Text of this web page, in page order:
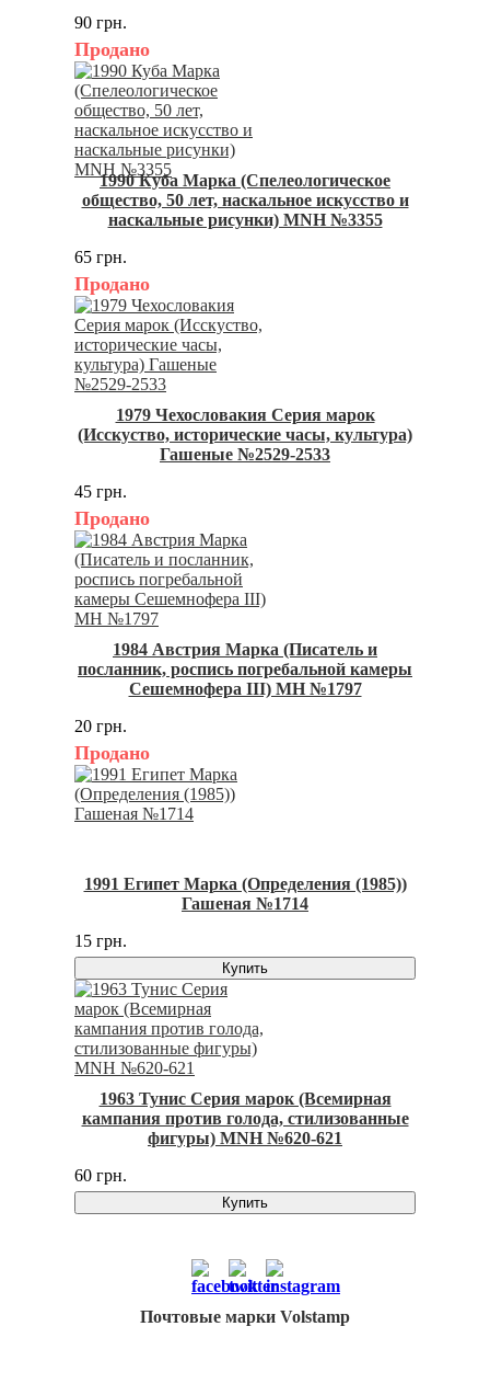
90 грн.
Продано
1990 Куба Марка (Спелеологическое
общество, 50 лет, наскальное искусство и
наскальные рисунки) MNH №3355
65 грн.
Продано
1979 Чехословакия Серия марок
(Исскуство, исторические часы, культура)
Гашеные №2529-2533
45 грн.
Продано
1984 Австрия Марка (Писатель и
посланник, роспись погребальной камеры
Сешемнофера III) MH №1797
20 грн.
Продано
1991 Египет Марка (Определения (1985))
Гашеная №1714
15 грн.
Купить
1963 Тунис Серия марок (Всемирная
кампания против голода, стилизованные
фигуры) MNH №620-621
60 грн.
Купить
Почтовые марки Volstamp